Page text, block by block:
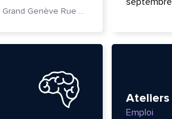
Cité des Métiers du Grand Genève Rue Prévost-Martin 6 1205 Genève
Ateliers
Emploi